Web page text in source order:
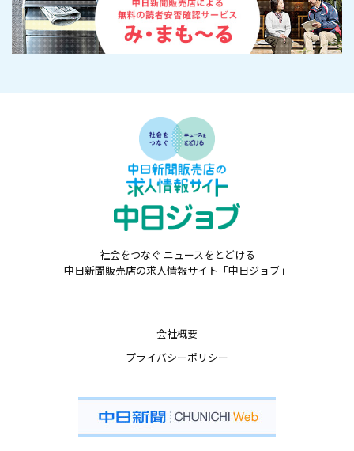
社会をつなぐ ニュースをとどける
中日新聞販売店の求人情報サイト「中日ジョブ」
会社概要
プライバシーポリシー